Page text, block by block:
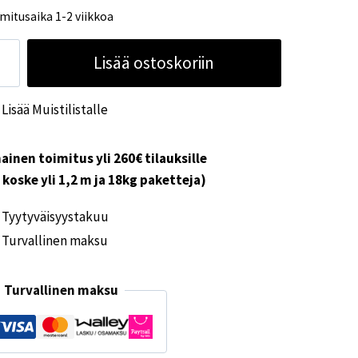
1-2 viikkoa
Lisää ostoskoriin
Lisää Muistilistalle
toimitus yli 260€ tilauksille
koske yli 1,2 m ja 18kg paketteja)
Tyytyväisyystakuu
Turvallinen maksu
Turvallinen maksu